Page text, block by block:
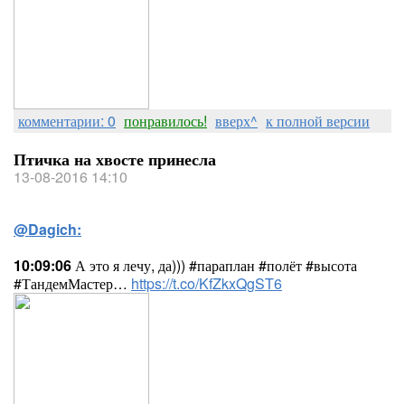
комментарии: 0 понравилось! вверх^ к полной версии
Птичка на хвосте принесла
13-08-2016 14:10
@Dagich:
10:09:06А это я лечу, да))) #параплан #полёт #высота
#ТандемМастер… https://t.co/KfZkxQgST6